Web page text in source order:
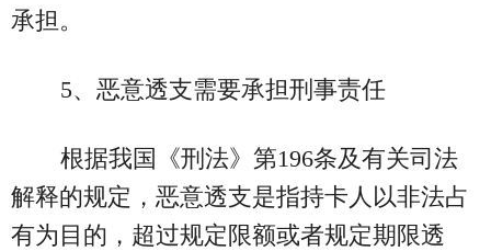
承担。
5、恶意透支需要承担刑事责任
根据我国《刑法》第196条及有关司法
解释的规定，恶意透支是指持卡人以非法占
有为目的，超过规定限额或者规定期限透